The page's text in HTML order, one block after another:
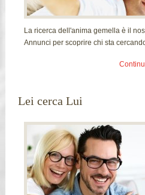
La ricerca dell'anima gemella è il
Annunci per scoprire chi sta
Lei cerca Lui